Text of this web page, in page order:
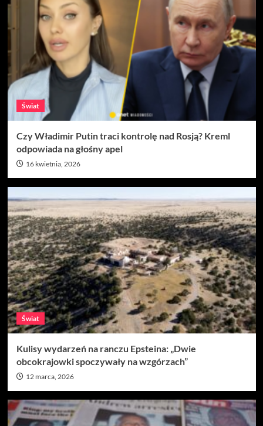
Świat
Czy Władimir Putin traci kontrolę nad Rosją? Kreml
odpowiada na głośny apel
16 kwietnia, 2026
Świat
Kulisy wydarzeń na ranczu Epsteina: „Dwie
obcokrajowki spoczywały na wzgórzach”
12 marca, 2026